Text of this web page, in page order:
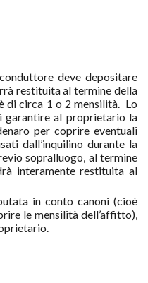
deve depositare
restituita al termine della
di circa 1 o 2 mensilità. Lo
garantire al proprietario la
per coprire eventuali
dall’inquilino durante la
sopralluogo, al termine
interamente restituita al
in conto canoni (cioè
le mensilità dell’affitto),